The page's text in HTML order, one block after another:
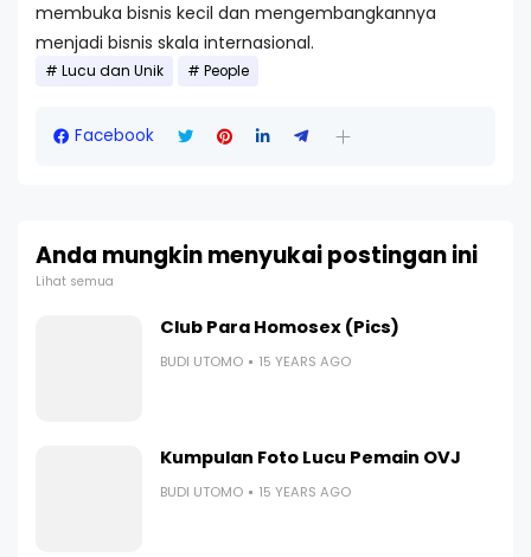
membuka bisnis kecil dan mengembangkannya
menjadi bisnis skala internasional.
Lucu dan Unik People
Facebook
Anda mungkin menyukai postingan ini
Lihat semua
Club Para Homosex (Pics)
BUDI UTOMO 15 YEARS AGO
Kumpulan Foto Lucu Pemain OVJ
BUDI UTOMO 15 YEARS AGO